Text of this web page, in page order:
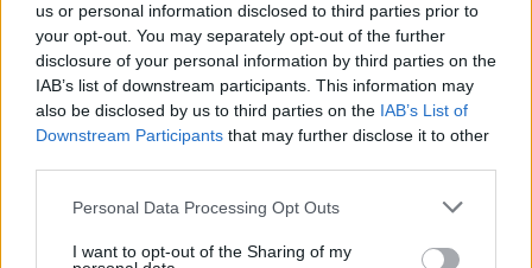
us or personal information disclosed to third parties prior to
your opt-out. You may separately opt-out of the further
disclosure of your personal information by third parties on the
IAB’s list of downstream participants. This information may
also be disclosed by us to third parties on the IAB’s List of
Downstream Participants that may further disclose it to other
Please note that this website/app uses one or more Google
not limited to your visit or usage behaviour. You may click to
Personal Data Processing Opt Outs
I want to opt-out of the Sharing of my